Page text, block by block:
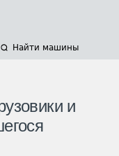
Найти машины
и